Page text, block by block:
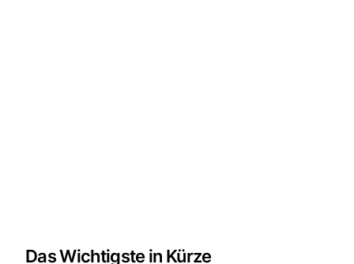
Das Wichtigste in Kürze